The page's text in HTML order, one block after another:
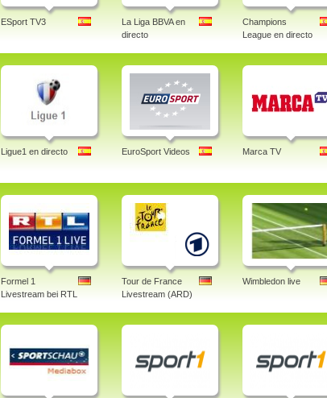
ESport TV3
La Liga BBVA en
directo
Champions
League en directo
Ligue1 en directo EuroSport Videos Marca TV
Formel 1
Livestream bei RTL
Tour de France
Livestream (ARD)
Wimbledon live